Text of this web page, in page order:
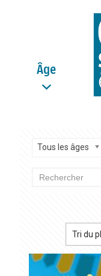
Âge
Tous les âges